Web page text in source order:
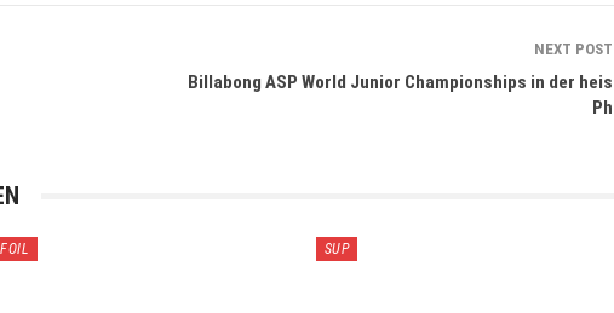
NEXT POST
Billabong ASP World Junior Championships in der
FOIL SUP